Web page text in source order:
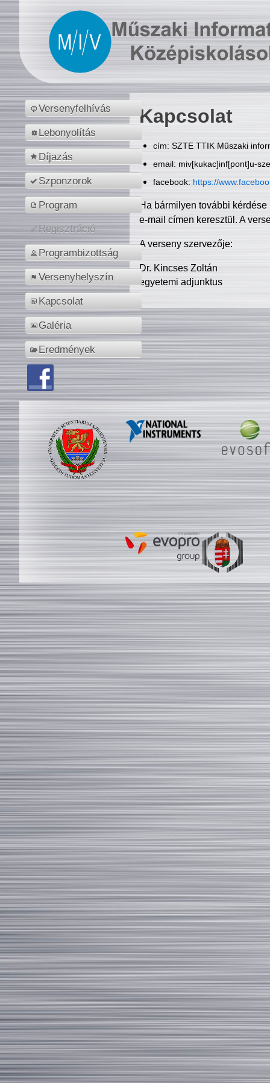
Versenyfelhívás
Lebonyolítás
Díjazás
Szponzorok
Program
Regisztráció
Programbizottság
Versenyhelyszín
Kapcsolat
Galéria
Eredmények
Kapcsolat
cím: SZTE TTIK Műszaki
email: miv[kukac]inf[pont]u-
facebook: https://
Ha bármilyen további
e-mail címen keresztül. A
A verseny szervezője:
Dr. Kincses Zoltán
egyetemi adjunktus